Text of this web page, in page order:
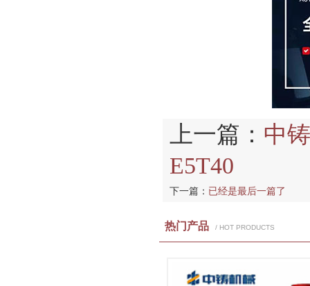
上一篇： 中
E5T40
下一篇： 已经是最后一篇了
热门产品 / HOT PRODUCTS